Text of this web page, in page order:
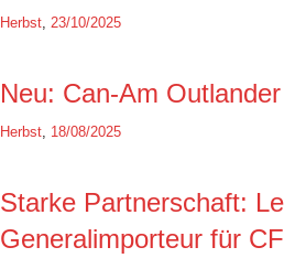
Herbst 23/10/2025
Neu: Can-Am
Herbst 18/08/2025
Starke Partnerschaft:
Generalimporteur für